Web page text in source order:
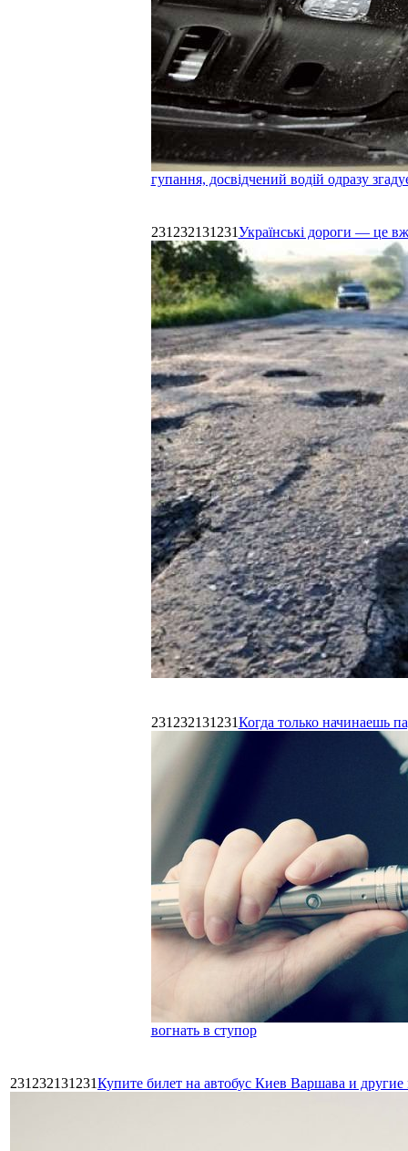
гупання, досвідчений водій одразу
231232131231Українські дороги — це
231232131231Когда только начинаешь
вогнать в ступор
231232131231Купите билет на автобус Киев Варшава и